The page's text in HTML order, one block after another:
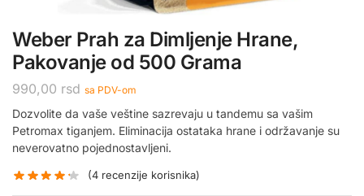
Weber Prah za Dimljenje Hrane,
Pakovanje od 500 Grama
990,00 rsd sa PDV-om
Dozvolite da vaše veštine sazrevaju u tandemu sa vašim
Petromax tiganjem. Eliminacija ostataka hrane i održavanje su
neverovatno pojednostavljeni.
(4 recenzije korisnika)